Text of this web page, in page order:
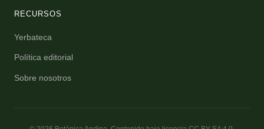
RECURSOS
Yerbateca
Política editorial
Sobre nosotros